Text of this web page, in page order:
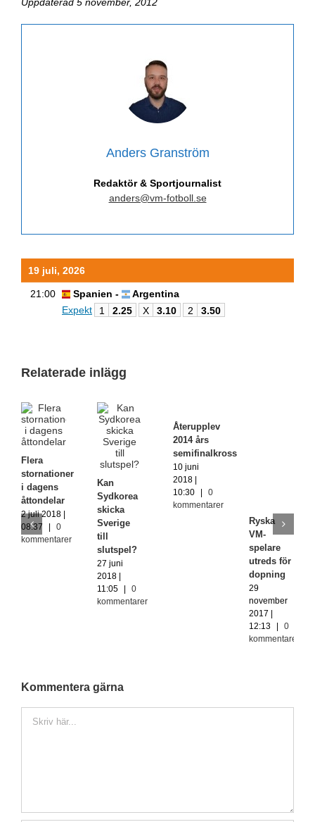
Uppdaterad 5 november, 2012
Anders Granström
Redaktör & Sportjournalist
anders@vm-fotboll.se
19 juli, 2026
21:00 Spanien -
Argentina
Expekt
1 2.25 X 3.10 2 3.50
Relaterade inlägg
Flera
stornationer
i dagens
åttondelar
2 juli 2018 |
08:37
0
kommentarer
Kan
Sydkorea
skicka
Sverige
till
slutspel?
27 juni
2018 |
11:05
0
kommentarer
Återupplev
2014 års
semifinalkross
10 juni
2018 |
10:30
0
kommentarer
Ryska
VM-
spelare
utreds för
dopning
29
november
2017 |
12:13
0
kommentarer
Kommentera gärna